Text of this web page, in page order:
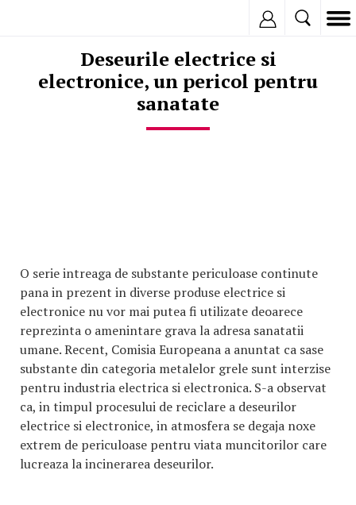
Deseurile electrice si
electronice, un pericol pentru
sanatate
O serie intreaga de substante periculoase continute
pana in prezent in diverse produse electrice si
electronice nu vor mai putea fi utilizate deoarece
reprezinta o amenintare grava la adresa sanatatii
umane. Recent, Comisia Europeana a anuntat ca sase
substante din categoria metalelor grele sunt interzise
pentru industria electrica si electronica. S-a observat
ca, in timpul procesului de reciclare a deseurilor
electrice si electronice, in atmosfera se degaja noxe
extrem de periculoase pentru viata muncitorilor care
lucreaza la incinerarea deseurilor.